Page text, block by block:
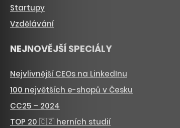
Startupy
Vzdělávání
NEJNOVĚJŠÍ SPECIÁLY
Nejvlivnější CEOs na LinkedInu
100 největších e-shopů v Česku
CC25 – 2024
TOP 20 🇨🇿 herních studií